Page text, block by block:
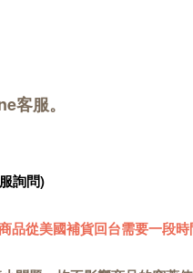
客服。
詢問)
品從美國補貨回台需要一段時